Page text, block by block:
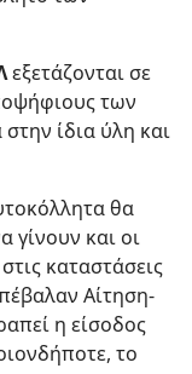
εξετάζονται σε
των
ίδια ύλη και
θα
γίνουν και οι
στις καταστάσεις
Αίτηση-
η είσοδος
το